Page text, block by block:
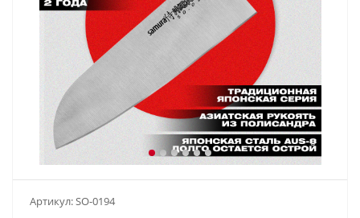
Артикул:SO-0194